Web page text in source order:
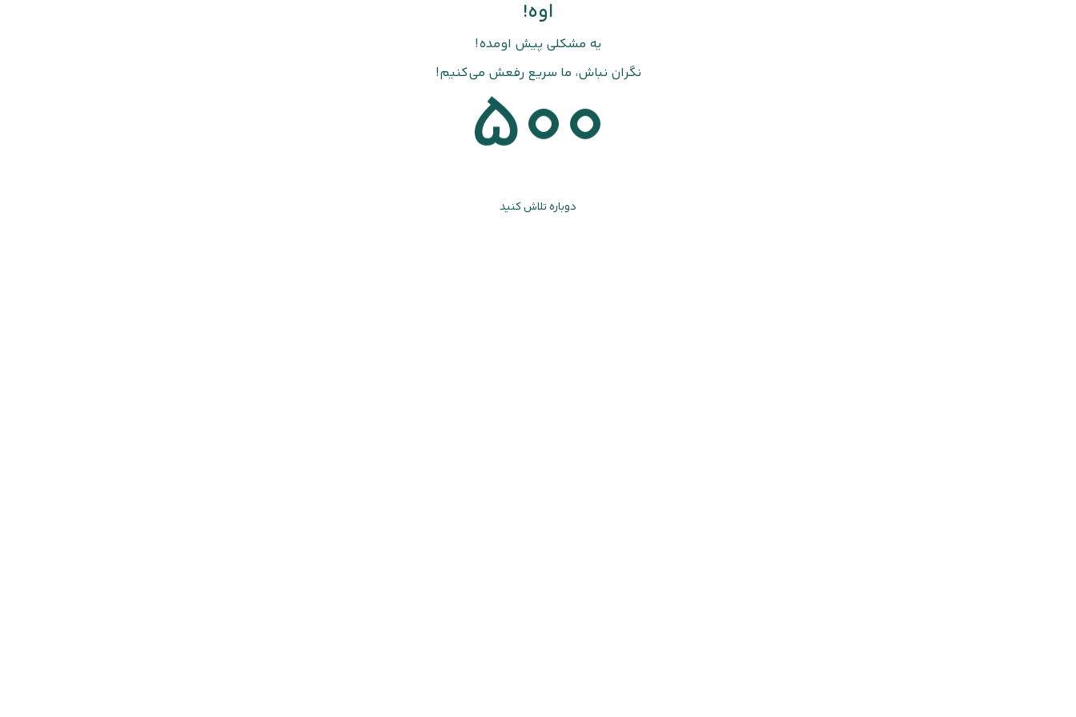
اوه!
یه مشکلی پیش اومده!
نگران نباش، ما سریع رفعش می‌کنیم!
500
دوباره تلاش کنید